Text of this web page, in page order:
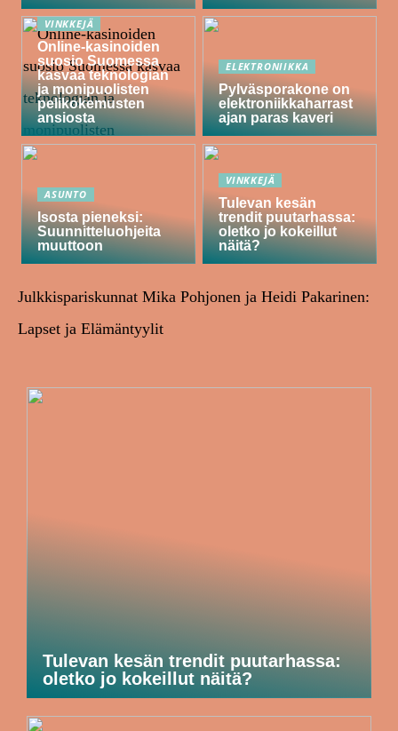
VINKKEJÄ
Online-kasinoiden
suosio Suomessa
kasvaa teknologian
ja monipuolisten
pelikokemusten
ansiosta
ELEKTRONIIKKA
Pylväsporakone on
elektroniikkaharrast
ajan paras kaveri
ASUNTO
Isosta pieneksi:
Suunnitteluohjeita
muuttoon
VINKKEJÄ
Tulevan kesän
trendit puutarhassa:
oletko jo kokeillut
näitä?
Julkkispariskunnat Mika Pohjonen ja Heidi Pakarinen:
Lapset ja Elämäntyylit
Tulevan kesän trendit puutarhassa:
oletko jo kokeillut näitä?